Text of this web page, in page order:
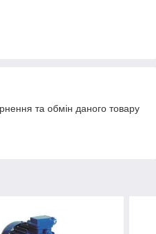
та обмін даного товару